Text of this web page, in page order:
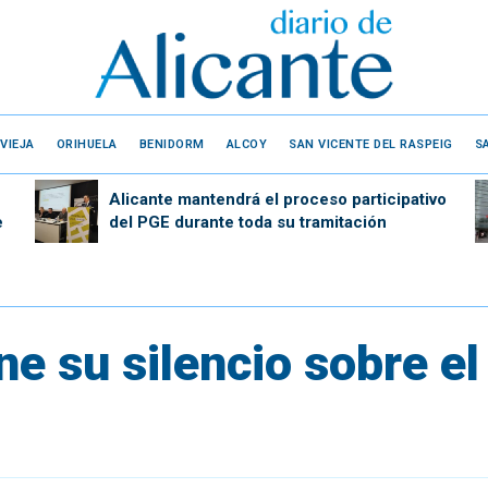
ORIHUELA BENIDORM ALCOY SAN VICENTE DEL RASPEIG
Alicante mantendrá el proceso participativo
del PGE durante toda su tramitación
su silencio sobre